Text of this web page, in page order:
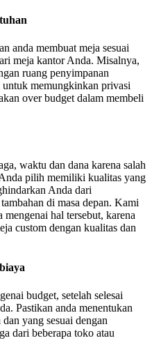
anda membuat meja sesuai
meja kantor Anda. Misalnya,
ruang penyimpanan
untuk memungkinkan privasi
over budget dalam membeli
waktu dan dana karena salah
pilih memiliki kualitas yang
Anda dari
di masa depan. Kami
mengenai hal tersebut, karena
custom dengan kualitas dan
budget, setelah selesai
Pastikan anda menentukan
yang sesuai dengan
dari beberapa toko atau